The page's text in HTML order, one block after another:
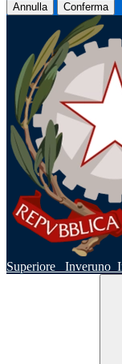
Annulla Conferma
Superiore
Inveruno